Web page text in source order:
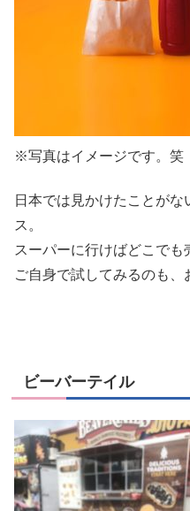
※写真はイメージです。笑
日本では見かけたことが
ス。
スーパーに行けばどこでも
ご自身で試してみるのも
ビーバーテイル